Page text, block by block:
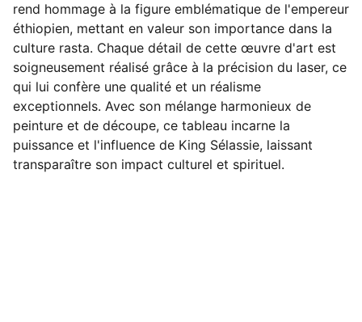
rend hommage à la figure emblématique de l'empereur
éthiopien, mettant en valeur son importance dans la
culture rasta. Chaque détail de cette œuvre d'art est
soigneusement réalisé grâce à la précision du laser, ce
qui lui confère une qualité et un réalisme
exceptionnels. Avec son mélange harmonieux de
peinture et de découpe, ce tableau incarne la
puissance et l'influence de King Sélassie, laissant
transparaître son impact culturel et spirituel.